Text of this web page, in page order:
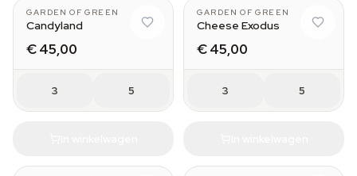
GARDEN OF GREEN
Candyland
€ 45,00
3 5
GARDEN OF GREEN
Cheese Exodus
€ 45,00
3 5